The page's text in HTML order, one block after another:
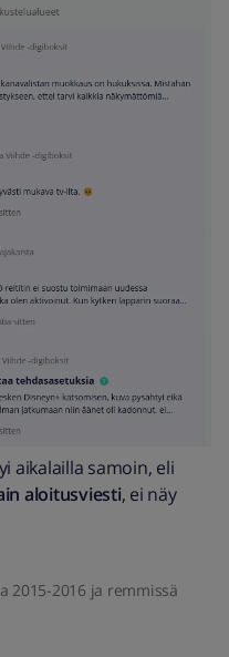
aikalailla samoin, eli
aloitusviesti, ei näy
2015-2016 ja remmissä